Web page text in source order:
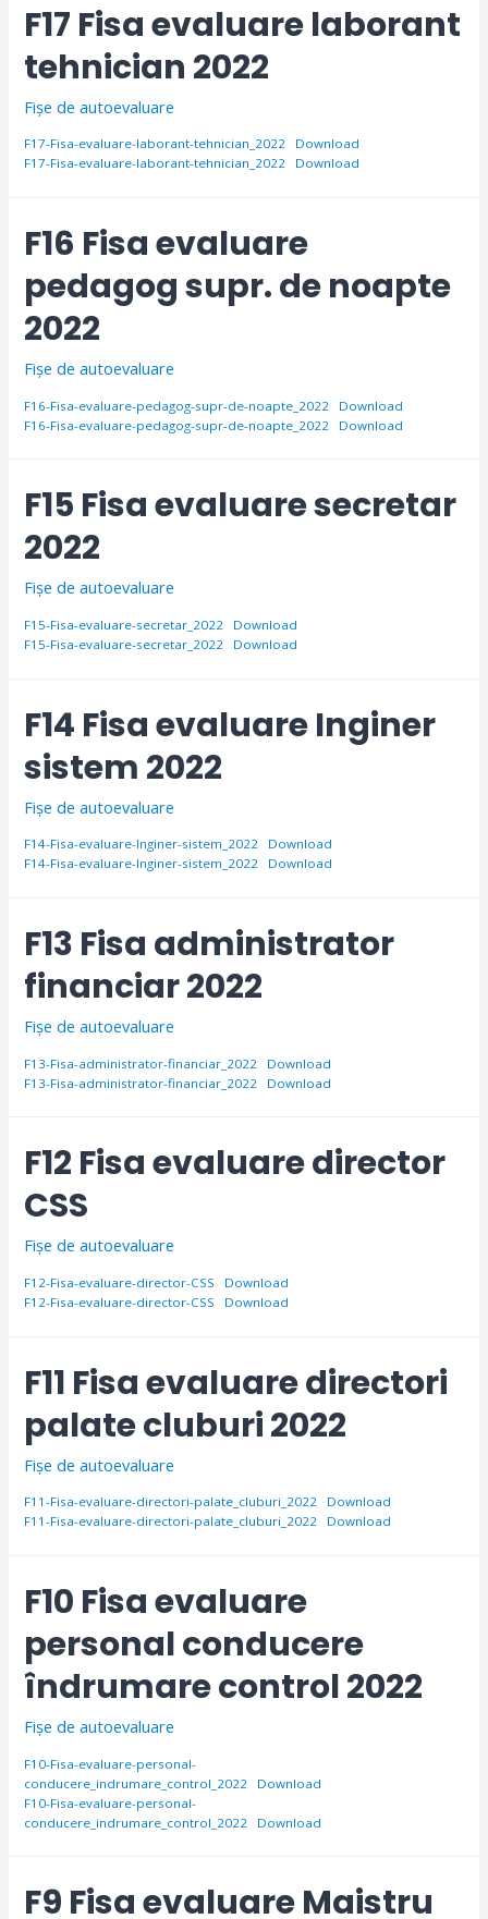
F17 Fisa evaluare laborant
tehnician 2022
Fișe de autoevaluare
F17-Fisa-evaluare-laborant-tehnician_2022
Download
F17-Fisa-evaluare-laborant-tehnician_2022
Download
F16 Fisa evaluare
pedagog supr. de noapte
2022
Fișe de autoevaluare
F16-Fisa-evaluare-pedagog-supr-de-noapte_2022
Download
F16-Fisa-evaluare-pedagog-supr-de-noapte_2022
Download
F15 Fisa evaluare secretar
2022
Fișe de autoevaluare
F15-Fisa-evaluare-secretar_2022
Download
F15-Fisa-evaluare-secretar_2022
Download
F14 Fisa evaluare Inginer
sistem 2022
Fișe de autoevaluare
F14-Fisa-evaluare-Inginer-sistem_2022
Download
F14-Fisa-evaluare-Inginer-sistem_2022
Download
F13 Fisa administrator
financiar 2022
Fișe de autoevaluare
F13-Fisa-administrator-financiar_2022
Download
F13-Fisa-administrator-financiar_2022
Download
F12 Fisa evaluare director
CSS
Fișe de autoevaluare
F12-Fisa-evaluare-director-CSS
Download
F12-Fisa-evaluare-director-CSS
Download
F11 Fisa evaluare directori
palate cluburi 2022
Fișe de autoevaluare
F11-Fisa-evaluare-directori-palate_cluburi_2022
Download
F11-Fisa-evaluare-directori-palate_cluburi_2022
Download
F10 Fisa evaluare
personal conducere
îndrumare control 2022
Fișe de autoevaluare
F10-Fisa-evaluare-personal-
conducere_indrumare_control_2022
Download
F10-Fisa-evaluare-personal-
conducere_indrumare_control_2022
Download
F9 Fisa evaluare Maistru